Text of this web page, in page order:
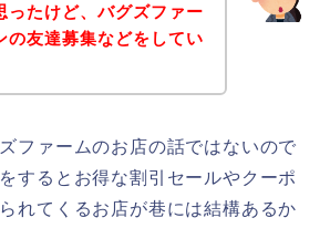
ったけど、バグズファー
の友達募集などをしてい
ファームのお店の話ではないので
するとお得な割引セールやクーポ
れてくるお店が巷には結構あるか